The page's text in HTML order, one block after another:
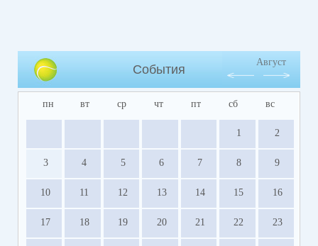
События
Август
пн вт ср чт пт сб вс
1 2
3 4 5 6 7 8 9
10 11 12 13 14 15 16
17 18 19 20 21 22 23